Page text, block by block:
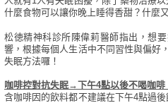
什麼食物可以讓你晚上睡得香甜？什麼
松徳精神科診所陳偉莉醫師指出，想
響，根據每個人生活中不同習性與偏好
失眠方法囉！
咖啡控對抗失眠→下午4點以後不喝咖啡
含咖啡因的飲料都不建議在下午4點過